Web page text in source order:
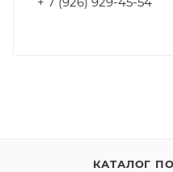
КАТАЛОГ